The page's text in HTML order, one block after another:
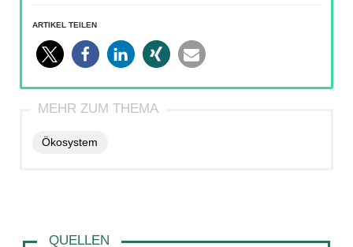
ARTIKEL TEILEN
Ökosystem